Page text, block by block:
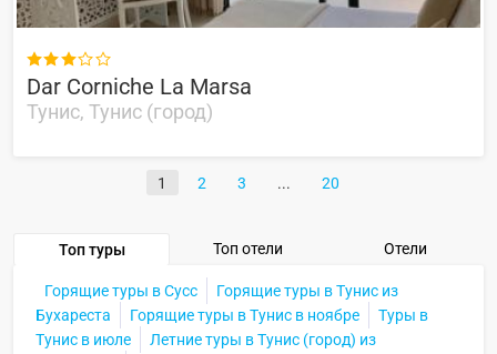

Dar Corniche La Marsa
Тунис, Тунис (город)
1 2 3 20
Топ туры Топ отели Отели
Горящие туры в Сусс
Горящие туры в Тунис из
Бухареста
Горящие туры в Тунис в ноябре
Туры в
Тунис в июле
Летние туры в Тунис (город) из